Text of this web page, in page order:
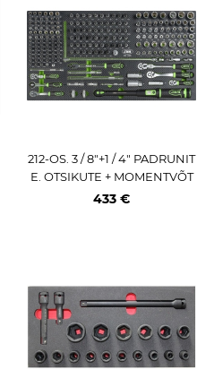
212-OS. 3 / 8"+1 / 4" PADRUNIT
E. OTSIKUTE + MOMENTVÕT
ME KOMPLEKT JBM
433 €